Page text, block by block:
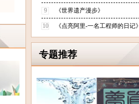
9 《世界遗产漫步》
10 《点亮阿里-一名工程师的日记》
专题推荐